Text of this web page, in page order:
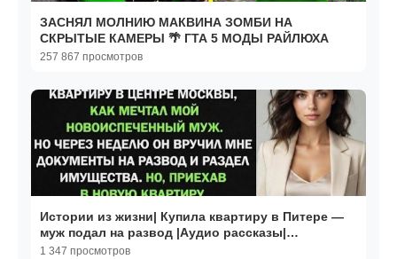
ЗАСНЯЛ МОЛНИЮ МАКВИНА ЗОМБИ НА
СКРЫТЫЕ КАМЕРЫ 🌴 ГТА 5 МОДЫ РАЙЛЮХА
257 867 просмотров
Истории из жизни| Купила квартиру в Питере —
муж подал на развод |Аудио рассказы|
Жизненные истории
1 347 просмотров